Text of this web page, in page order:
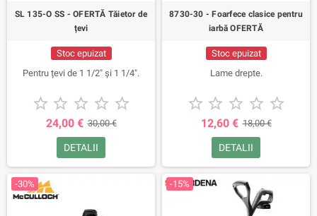
SL 135-O SS - OFERTĂ Tăietor de
țevi
Stoc epuizat
Pentru țevi de 1 1/2" și 1 1/4".
    
24,00 € 30,00 €
DETALII
8730-30 - Foarfece clasice pentru
iarbă OFERTĂ
Stoc epuizat
Lame drepte.
    
12,60 € 18,00 €
DETALII
-30% -15%